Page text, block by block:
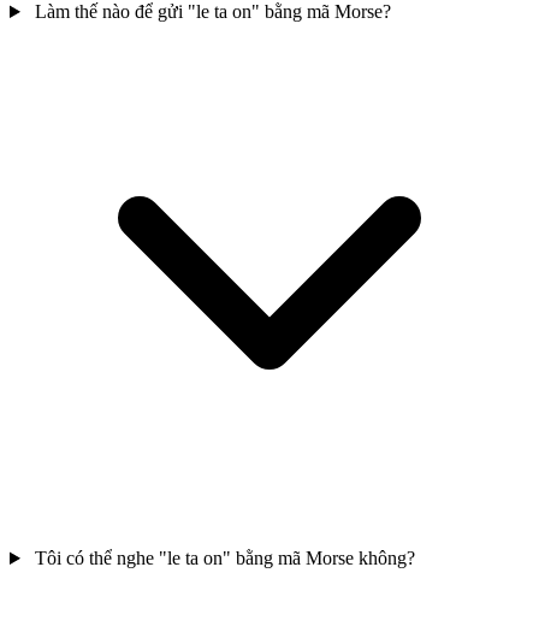
Làm thế nào để gửi "le ta on" bằng mã Morse?
Tôi có thể nghe "le ta on" bằng mã Morse không?